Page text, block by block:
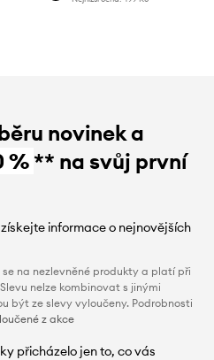
novinek a
%** na svůj první
informace o nejnovějších
na nezlevněné produkty a platí při
nelze kombinovat s jinými
být ze slevy vyloučeny. Podrobnosti
z akce
přicházelo jen to, co vás